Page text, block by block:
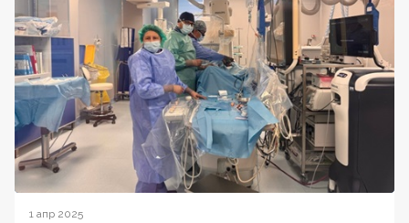
1 апр 2025